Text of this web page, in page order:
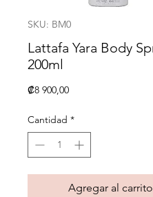
SKU: BM0
Lattafa Yara Body
200ml
₡8 900,00Precio
Cantidad *
Agregar al carrito